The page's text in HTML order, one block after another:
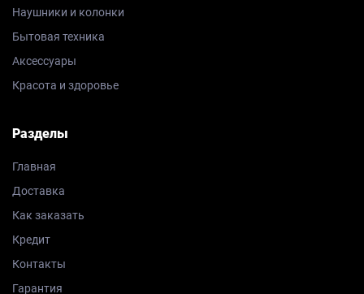
Наушники и колонки
Бытовая техника
Аксессуары
Красота и здоровье
Разделы
Главная
Доставка
Как заказать
Кредит
Контакты
Гарантия